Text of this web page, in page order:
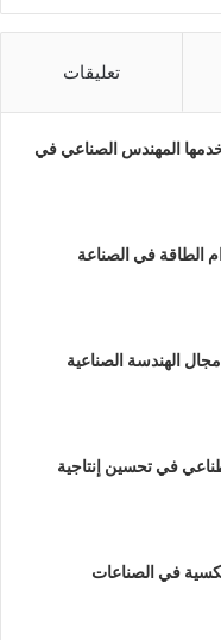
تعليقات
يستخدمها المهندس الصناعي في
الطاقة في الصناعة
مجال الهندسة الصناعية
في تحسين إنتاجية
في الصناعات